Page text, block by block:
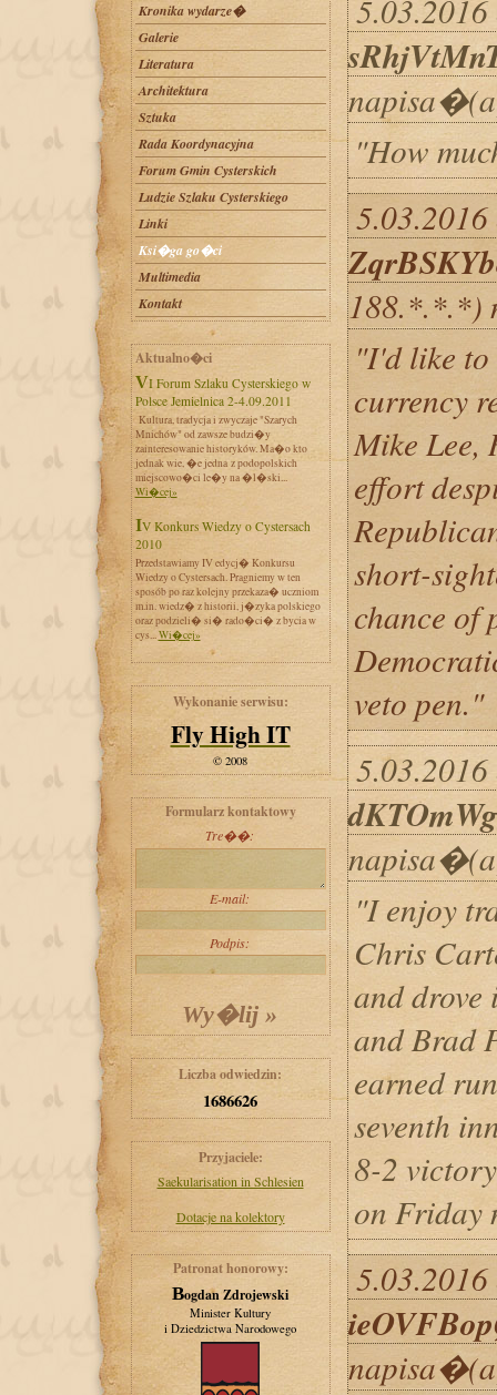
Kronika wydarze�
Galerie
Literatura
Architektura
Sztuka
Rada Koordynacyjna
Forum Gmin Cysterskich
Ludzie Szlaku Cysterskiego
Linki
Ksi�ga go�ci
Multimedia
Kontakt
Aktualno�ci
VI Forum Szlaku Cysterskiego w
Polsce Jemielnica 2-4.09.2011
Kultura, tradycja i zwyczaje "Szarych
Mnichów" od zawsze budzi�y
zainteresowanie historyków. Ma�o kto
jednak wie, �e jedna z podopolskich
miejscowo�ci le�y na �l�ski...
Wi�cej»
IV Konkurs Wiedzy o Cystersach
2010
Przedstawiamy IV edycj� Konkursu
Wiedzy o Cystersach. Pragniemy w ten
sposób po raz kolejny przekaza� uczniom
m.in. wiedz� z historii, j�zyka polskiego
oraz podzieli� si� rado�ci� z bycia w
cys...Wi�cej»
Wykonanie serwisu:
Fly High IT
© 2008
Formularz kontaktowy
Tre��:
E-mail:
Podpis:
Liczba odwiedzin:
1686626
Przyjaciele:
Saekularisation in Schlesien
Dotacje na kolektory
Patronat honorowy:
Bogdan Zdrojewski
Minister Kultury
i Dziedzictwa Narodowego
"How
188.*.*.*)
"I'd like to
currency
Mike Lee,
effort
short-
chance of
veto pen."
"I enjoy
Chris
and drove
and Brad
earned
seventh
8-2
on Friday